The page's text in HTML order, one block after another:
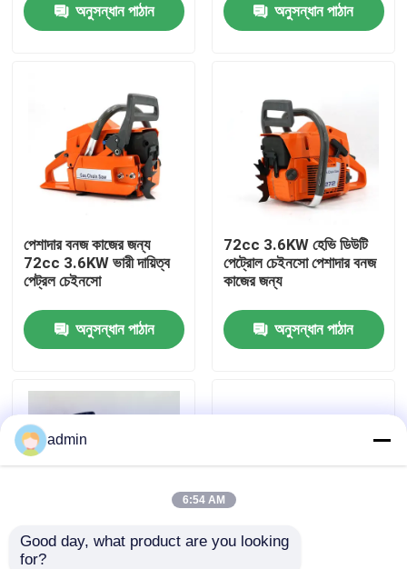
ভিডিও
কারখানার প্রদর্শন
আমাদের সাথে যোগাযোগ
একটি উদ্ধৃতি অনুরোধ করুন
পেট্রল চেইনসো
বৈদ্যুতিক চেইনসো
অনুসন্ধান পাঠান
অনুসন্ধান পাঠান
পেশাদার বনজ কাজের জন্য
72cc 3.6KW ভারী দায়িত্ব
পেট্রল চেইনসো
অনুসন্ধান পাঠান
72cc 3.6KW হেভি ডিউটি ​​
পেট্রোল চেইনসো পেশাদার বনজ
কাজের জন্য
অনুসন্ধান পাঠান
৫৮০০ পেট্রল চেইনসো ৫৮ সিসি
admin
6:54 AM
Good day, what product are you looking
for?